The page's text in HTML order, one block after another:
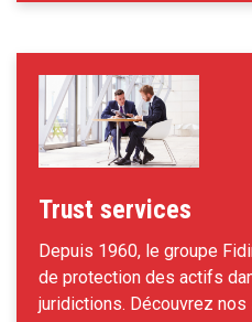
Trust services
Depuis 1960, le groupe
de protection des actifs
juridictions. Découvrez